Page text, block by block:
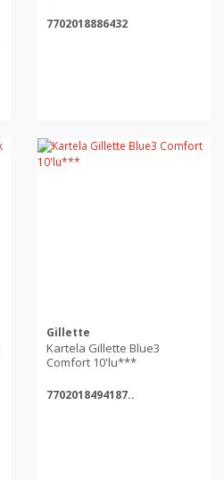
7702018886432
Gillette
Kartela Gillette Blue3
Comfort 10'lu***
7702018494187..